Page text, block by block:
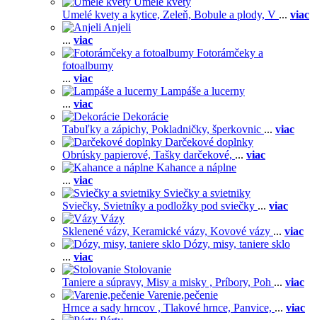
Umelé kvety a kytice, Zeleň, Bobule a plody, V ... viac
Anjeli
... viac
Fotorámčeky a
fotoalbumy
... viac
Lampáše a lucerny
... viac
Dekorácie
Tabuľky a zápichy, Pokladničky, šperkovnic ... viac
Darčekové doplnky
Obrúsky papierové, Tašky darčekové, ... viac
Kahance a náplne
... viac
Sviečky a svietniky
Sviečky, Svietníky a podložky pod sviečky ... viac
Vázy
Sklenené vázy, Keramické vázy, Kovové vázy ... viac
Dózy, misy, taniere sklo
... viac
Stolovanie
Taniere a súpravy, Misy a misky , Príbory, Poh ... viac
Varenie,pečenie
Hrnce a sady hrncov , Tlakové hrnce, Panvice, ... viac